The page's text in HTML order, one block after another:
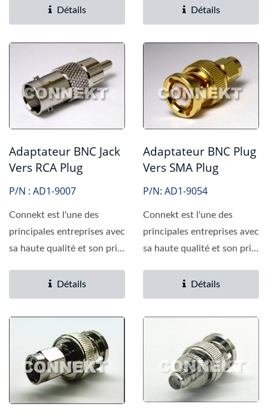
Détails Détails
Adaptateur BNC Jack
Vers RCA Plug
P/N : AD1-9007
Connekt est l'une des
principales entreprises avec
sa haute qualité et son prix
Détails
Adaptateur BNC Plug
Vers SMA Plug
P/N: AD1-9054
Connekt est l'une des
principales entreprises avec
sa haute qualité et son prix
Détails